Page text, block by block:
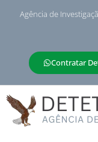
Agência de
Contratar